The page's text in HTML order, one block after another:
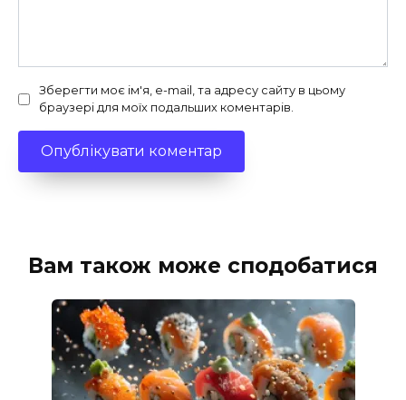
Зберегти моє ім'я, e-mail, та адресу сайту в цьому
браузері для моїх подальших коментарів.
Вам також може сподобатися